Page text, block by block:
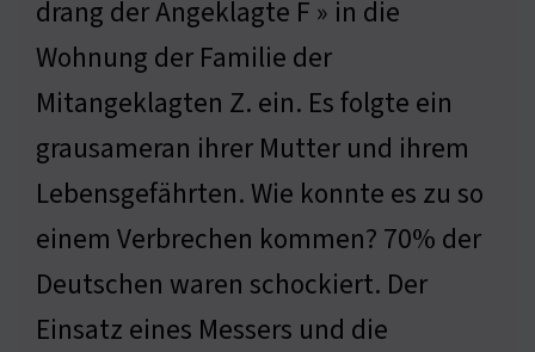
drang der Angeklagte F » in die
Wohnung der Familie der
Mitangeklagten Z. ein. Es folgte ein
grausameran ihrer Mutter und ihrem
Lebensgefährten. Wie konnte es zu so
einem Verbrechen kommen? 70% der
Deutschen waren schockiert. Der
Einsatz eines Messers und die